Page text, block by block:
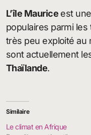
L’île Mauriceest
populaires parmi
très peu exploité au
sont actuellement
Thaïlande.
Similaire
Le climat en Afrique